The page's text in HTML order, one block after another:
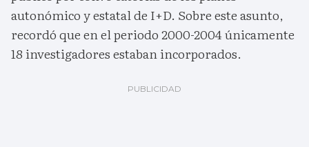
autonómico y estatal de I+D. Sobre este asunto,
recordó que en el periodo 2000-2004 únicamente
18 investigadores estaban incorporados.